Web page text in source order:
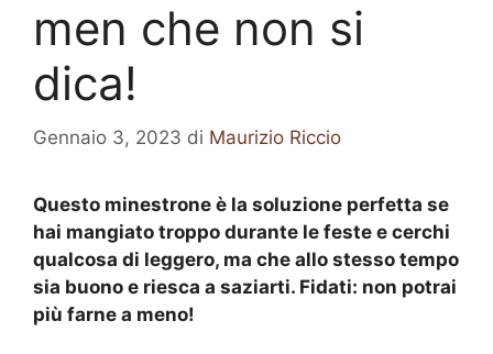
men che non si
dica!
Gennaio 3, 2023 di Maurizio Riccio
Questo minestrone è la soluzione perfetta se
hai mangiato troppo durante le feste e cerchi
qualcosa di leggero, ma che allo stesso tempo
sia buono e riesca a saziarti. Fidati: non potrai
più farne a meno!